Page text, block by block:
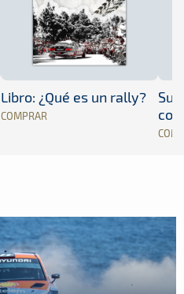
Libro: ¿Qué es un rally?
COMPRAR